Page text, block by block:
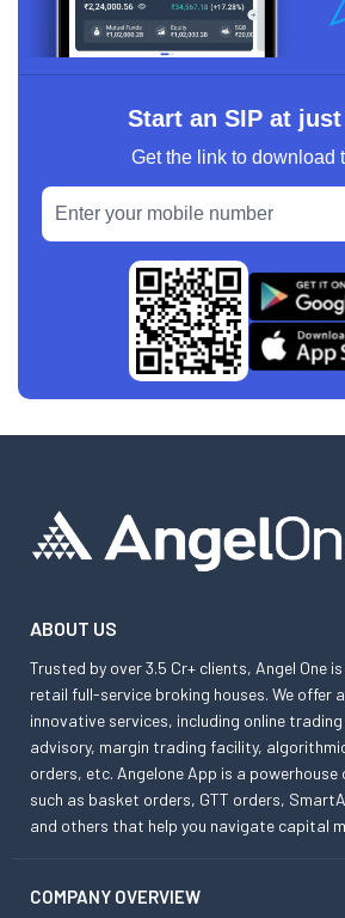
Start an SIP at just
Get the link to download
ABOUT US
Trusted by over 3.5 Cr+ clients, Angel One
retail full-service broking houses. We offer
innovative services, including online
advisory, margin trading facility,
orders, etc. Angelone App is a
such as basket orders, GTT orders,
and others that help you navigate capital
COMPANY OVERVIEW